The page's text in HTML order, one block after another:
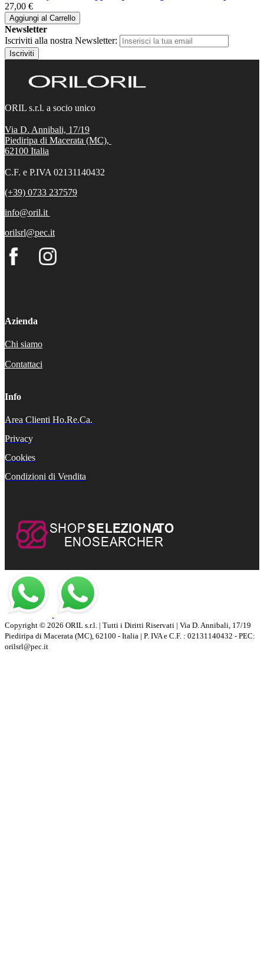
27,00 €
Aggiungi al Carrello
Newsletter
Iscriviti alla nostra Newsletter:
Iscriviti
ORIL s.r.l. a socio unico
Via D. Annibali, 17/19
Piediripa di Macerata (MC),
62100 Italia
C.F. e P.IVA 02131140432
(+39) 0733 237579
info@oril.it
orilsrl@pec.it
Azienda
Chi siamo
Contattaci
Info
Area Clienti Ho.Re.Ca.
Privacy
Cookies
Condizioni di Vendita
Copyright © 2026 ORIL s.r.l. | Tutti i Diritti Riservati | Via D. Annibali, 17/19
Piediripa di Macerata (MC), 62100 - Italia | P. IVA e C.F. : 02131140432 - PEC:
orilsrl@pec.it